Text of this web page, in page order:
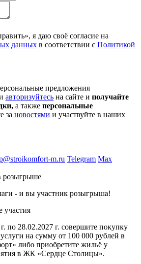
я даю своё согласие на
данных в соответствии с Политикой
предложения
авторизуйтесь на сайте и получайте
а также персональные
за новостями и участвуйте в наших
m.ru Telegram Max
розыгрыше
- и вы участник розыгрыша!
участия
по 28.02.2027 г. совершите покупку
на сумму от 100 000 рублей в
либо приобретите жильё у
в ЖК «Сердце Столицы».